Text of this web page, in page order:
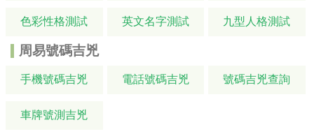
色彩性格測試 英文名字測試 九型人格測試
周易號碼吉兇
手機號碼吉兇 電話號碼吉兇 號碼吉兇查詢
車牌號測吉兇